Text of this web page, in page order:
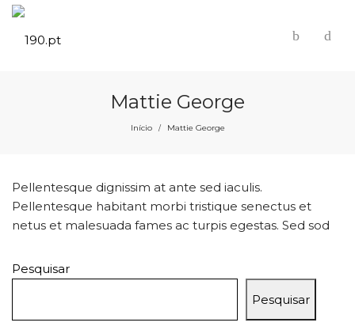
Mattie George
Início / Mattie George
Pellentesque dignissim at ante sed iaculis.
Pellentesque habitant morbi tristique senectus et
netus et malesuada fames ac turpis egestas. Sed sod
Pesquisar
Pesquisar